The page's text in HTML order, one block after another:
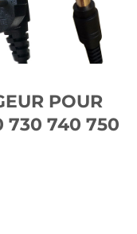
POUR
730 740 750